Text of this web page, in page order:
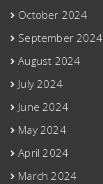
October 2024
September 2024
August 2024
July 2024
June 2024
May 2024
April 2024
March 2024